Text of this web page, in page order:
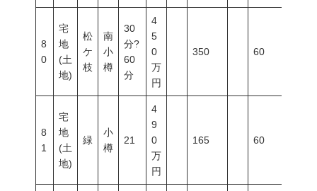
8
0
宅
地
(土
地)
松
ケ
枝
南
小
樽
30
分?
60
分
4
5
0
万
円
350 60
8
1
宅
地
(土
地)
緑
小
樽
21
4
9
0
万
円
165 60